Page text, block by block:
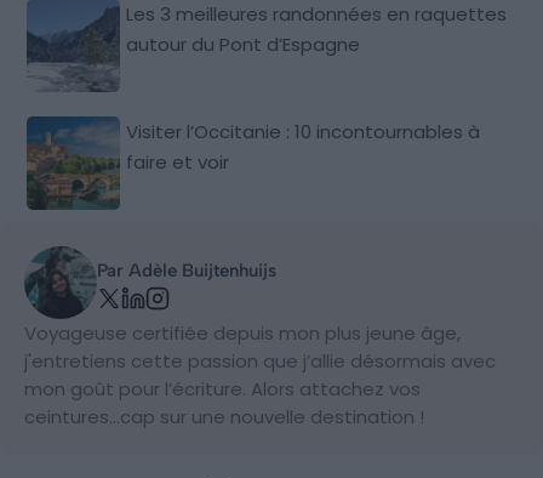
Les 3 meilleures randonnées en raquettes
autour du Pont d’Espagne
Visiter l’Occitanie : 10 incontournables à
faire et voir
Par Adèle Buijtenhuijs
Voyageuse certifiée depuis mon plus jeune âge,
j'entretiens cette passion que j’allie désormais avec
mon goût pour l’écriture. Alors attachez vos
ceintures…cap sur une nouvelle destination !